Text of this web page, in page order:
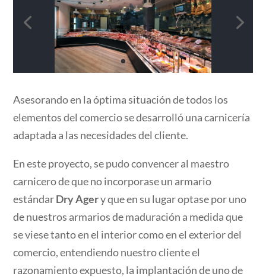
Asesorando en la óptima situación de todos los
elementos del comercio se desarrolló una carnicería
adaptada a las necesidades del cliente.
En este proyecto, se pudo convencer al maestro
carnicero de que no incorporase un armario
estándarDry Agery que en su lugar optase por uno
de nuestros armarios de maduración a medida que
se viese tanto en el interior como en el exterior del
comercio, entendiendo nuestro cliente el
razonamiento expuesto, la implantación de uno de